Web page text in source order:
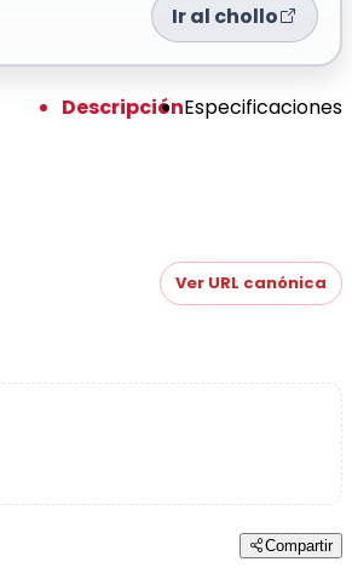
Ir al chollo
DescripciónEspecificaciones
Ver URL canónica
Compartir